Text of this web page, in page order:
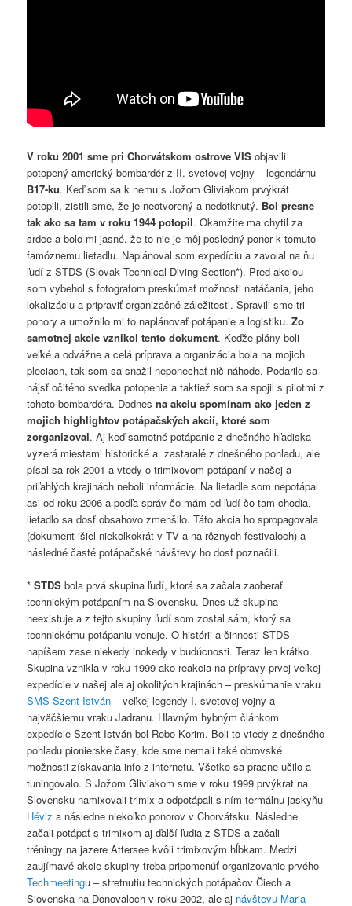
V roku 2001 sme pri Chorvátskom ostrove VIS objavili
potopený americký bombardér z II. svetovej vojny – legendárnu
B17-ku. Keď som sa k nemu s Jožom Gliviakom prvýkrát
potopili, zistili sme, že je neotvorený a nedotknutý. Bol presne
tak ako sa tam v roku 1944 potopil. Okamžite ma chytil za
srdce a bolo mi jasné, že to nie je môj posledný ponor k tomuto
famóznemu lietadlu. Naplánoval som expedíciu a zavolal na ňu
ľudí z STDS (Slovak Technical Diving Section*). Pred akciou
som vybehol s fotografom preskúmať možnosti natáčania, jeho
lokalizáciu a pripraviť organizačné záležitosti. Spravili sme tri
ponory a umožnilo mi to naplánovať potápanie a logistiku.Zo
samotnej akcie vznikol tento dokument. Keďže plány boli
veľké a odvážne a celá príprava a organizácia bola na mojich
pleciach, tak som sa snažil neponechať nič náhode. Podarilo sa
nájsť očitého svedka potopenia a taktiež som sa spojil s pilotmi z
tohoto bombardéra. Dodnes na akciu spomínam ako jeden z
mojich highlightov potápačských akcií, ktoré som
zorganizoval. Aj keď samotné potápanie z dnešného hľadiska
vyzerá miestami historické a zastaralé z dnešného pohľadu, ale
písal sa rok 2001 a vtedy o trimixovom potápaní v našej a
priľahlých krajinách neboli informácie. Na lietadle som nepotápal
asi od roku 2006 a podľa správ čo mám od ľudí čo tam chodia,
lietadlo sa dosť obsahovo zmenšilo. Táto akcia ho spropagovala
(dokument išiel niekoľkokrát v TV a na rôznych festivaloch) a
následné časté potápačské návštevy ho dosť poznačili.
*STDS bola prvá skupina ľudí, ktorá sa začala zaoberať
technickým potápaním na Slovensku. Dnes už skupina
neexistuje a z tejto skupiny ľudí som zostal sám, ktorý sa
technickému potápaniu venuje. O histórii a činnosti STDS
napíšem zase niekedy inokedy v budúcnosti. Teraz len krátko.
Skupina vznikla v roku 1999 ako reakcia na prípravy prvej veľkej
expedície v našej ale aj okolitých krajinách – preskúmanie vraku
SMS Szent István – veľkej legendy I. svetovej vojny a
najväčšiemu vraku Jadranu. Hlavným hybným článkom
expedície Szent István bol Robo Korim. Boli to vtedy z dnešného
pohľadu pionierske časy, kde sme nemali také obrovské
možnosti získavania info z internetu. Všetko sa pracne učilo a
tuningovalo. S Jožom Gliviakom sme v roku 1999 prvýkrat na
Slovensku namixovali trimix a odpotápali s ním termálnu jaskyňu
Héviz a následne niekoľko ponorov v Chorvátsku. Následne
začali potápať s trimixom aj ďalší ľudia z STDS a začali
tréningy na jazere Attersee kvôli trimixovým hĺbkam. Medzi
zaujímavé akcie skupiny treba pripomenúť organizovanie prvého
Techmeetingu – stretnutiu technických potápačov Čiech a
Slovenska na Donovaloch v roku 2002, ale aj návštevu Maria